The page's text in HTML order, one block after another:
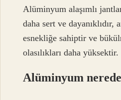
Alüminyum alaşımlı
daha sert ve dayanıklıdır,
esnekliğe sahiptir ve
olasılıkları daha yüksektir.
Alüminyum